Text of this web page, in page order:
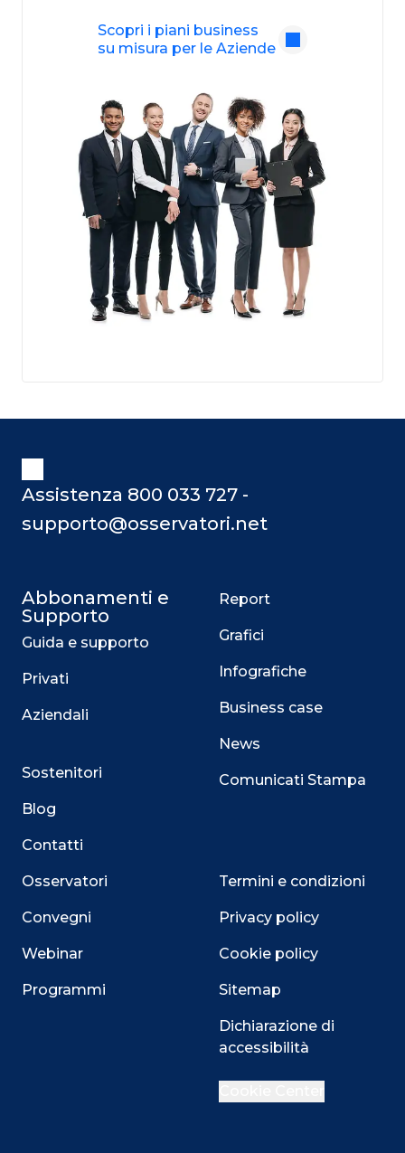
Scopri i piani business
su misura per le Aziende
Assistenza 800 033 727 -
supporto@osservatori.net
Abbonamenti e
Supporto
Guida e supporto
Privati
Aziendali
Sostenitori
Blog
Contatti
Osservatori
Convegni
Webinar
Programmi
Report
Grafici
Infografiche
Business case
News
Comunicati Stampa
Termini e condizioni
Privacy policy
Cookie policy
Sitemap
Dichiarazione di
accessibilità